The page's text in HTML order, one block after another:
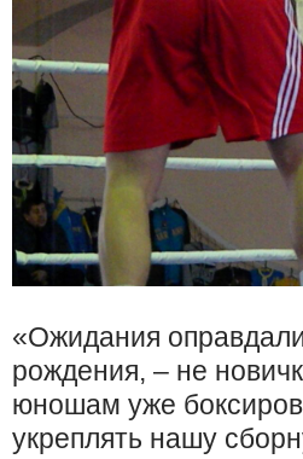
«Ожидания
рождения, – не
юношам уже
укреплять нашу